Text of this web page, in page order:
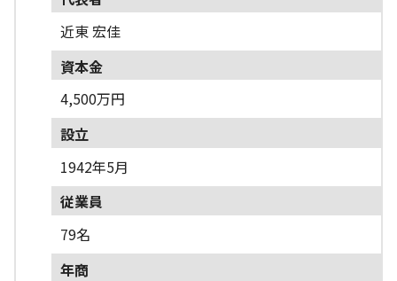
近東 宏佳
資本金
4,500万円
設立
1942年5月
従業員
79名
年商